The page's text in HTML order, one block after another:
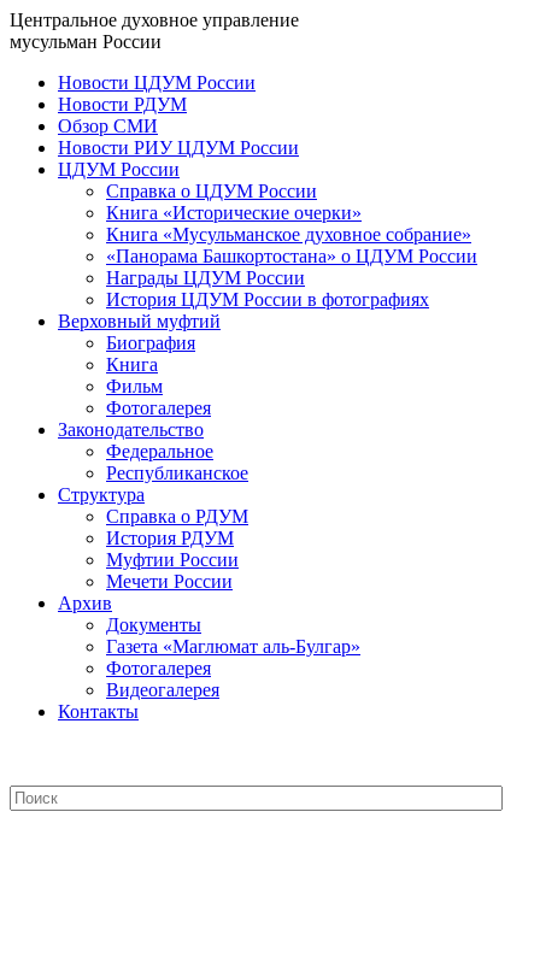
Центральное духовное управление
мусульман России
Новости ЦДУМ России
Новости РДУМ
Обзор СМИ
Новости РИУ ЦДУМ России
ЦДУМ России
Справка о ЦДУМ России
Книга «Исторические очерки»
Книга «Мусульманское духовное собрание»
«Панорама Башкортостана» о ЦДУМ России
Награды ЦДУМ России
История ЦДУМ России в фотографиях
Верховный муфтий
Биография
Книга
Фильм
Фотогалерея
Законодательство
Федеральное
Республиканское
Структура
Справка о РДУМ
История РДУМ
Муфтии России
Мечети России
Архив
Документы
Газета «Маглюмат аль-Булгар»
Фотогалерея
Видеогалерея
Контакты